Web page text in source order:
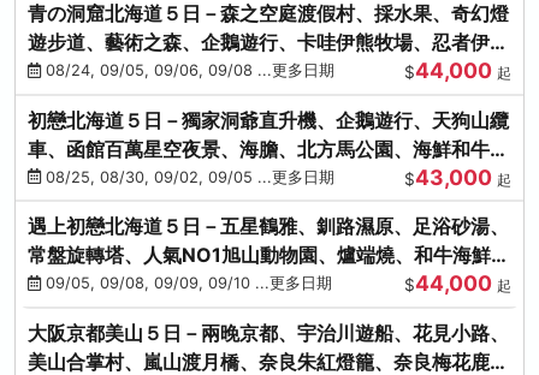
青の洞窟北海道５日－森之空庭渡假村、採水果、奇幻燈
遊步道、藝術之森、企鵝遊行、卡哇伊熊牧場、忍者伊達
時代村、螃蟹吃到飽
08/24, 09/05, 09/06, 09/08 ...更多日期 $44,000 起
初戀北海道５日－獨家洞爺直升機、企鵝遊行、天狗山纜
車、函館百萬星空夜景、海膽、北方馬公園、海鮮和牛螃
蟹吃到飽
08/25, 08/30, 09/02, 09/05 ...更多日期 $43,000 起
遇上初戀北海道５日－五星鶴雅、釧路濕原、足浴砂湯、
常盤旋轉塔、人氣NO1旭山動物園、爐端燒、和牛海鮮螃
蟹吃到飽
09/05, 09/08, 09/09, 09/10 ...更多日期 $44,000 起
大阪京都美山５日－兩晚京都、宇治川遊船、花見小路、
美山合掌村、嵐山渡月橋、奈良朱紅燈籠、奈良梅花鹿、